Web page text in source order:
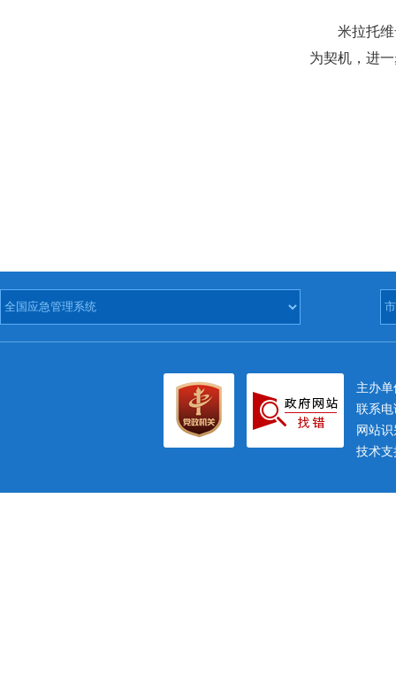
米拉托
为契机，进
主办
联系电
网站
技术